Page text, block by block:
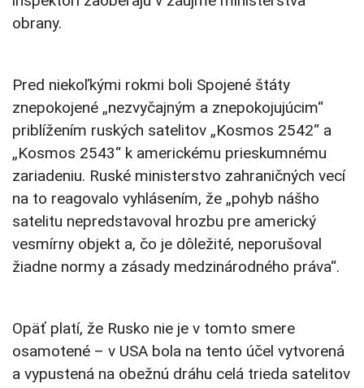
obrany.
Pred niekoľkými rokmi boli Spojené štáty
znepokojené „nezvyčajným a znepokojujúcim“
priblížením ruských satelitov „Kosmos 2542“ a
„Kosmos 2543“ k americkému prieskumnému
zariadeniu. Ruské ministerstvo zahraničných vecí
na to reagovalo vyhlásením, že „pohyb nášho
satelitu nepredstavoval hrozbu pre americký
vesmírny objekt a, čo je dôležité, neporušoval
žiadne normy a zásady medzinárodného práva“.
Opäť platí, že Rusko nie je v tomto smere
osamotené – v USA bola na tento účel vytvorená
a vypustená na obežnú dráhu celá trieda satelitov